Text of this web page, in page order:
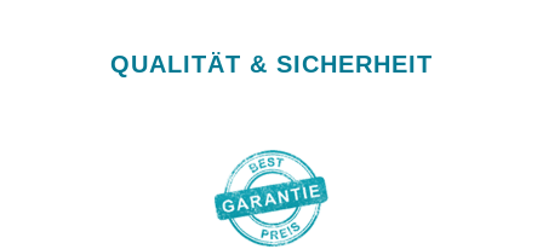
QUALITÄT & SICHERHEIT